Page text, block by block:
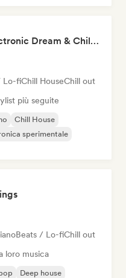
Aaron Decay (Electronic Dream & Chill Electronic Dream playlists)
Lo-fiChill HouseChill out
più seguite
Chill House
sperimentale
Beats / Lo-fiChill out
loro musica
Deep house